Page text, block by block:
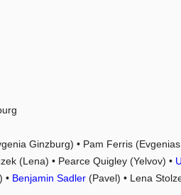
Ginzburg) • Pam Ferris
(Lena) • Pearce Quigley (Yelvov) •
• Benjamin Sadler (Pavel) • Lena